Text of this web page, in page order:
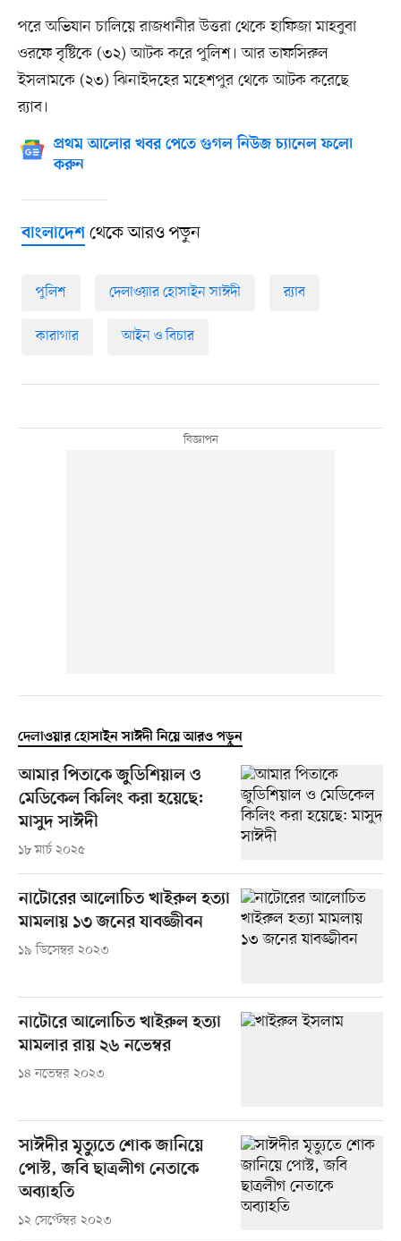
পরে অভিযান চালিয়ে রাজধানীর উত্তরা থেকে হাফিজা মাহবুবা
ওরফে বৃষ্টিকে (৩২) আটক করে পুলিশ। আর তাফসিরুল
ইসলামকে (২৩) ঝিনাইদহের মহেশপুর থেকে আটক করেছে
র‍্যাব।
প্রথম আলোর খবর পেতে গুগল নিউজ চ্যানেল ফলো
করুন
বাংলাদেশথেকে আরও পড়ুন
পুলিশ দেলাওয়ার হোসাইন সাঈদী র‍্যাব
কারাগার আইন ও বিচার
দেলাওয়ার হোসাইন সাঈদী নিয়ে আরও পড়ুন
আমার পিতাকে জুডিশিয়াল ও
মেডিকেল কিলিং করা হয়েছে:
মাসুদ সাঈদী
১৮ মার্চ ২০২৫
নাটোরের আলোচিত খাইরুল হত্যা
মামলায় ১৩ জনের যাবজ্জীবন
১৯ ডিসেম্বর ২০২৩
নাটোরে আলোচিত খাইরুল হত্যা
মামলার রায় ২৬ নভেম্বর
১৪ নভেম্বর ২০২৩
সাঈদীর মৃত্যুতে শোক জানিয়ে
পোস্ট, জবি ছাত্রলীগ নেতাকে
অব্যাহতি
১২ সেপ্টেম্বর ২০২৩